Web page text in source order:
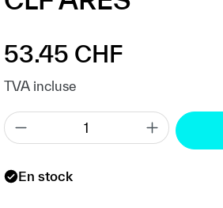
Prix régulier :
53.45 CHF
TVA incluse
En stock